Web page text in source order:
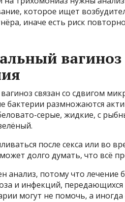
которое ищет
иначе есть риск
связан со сдвигом
бактерии размножаются
серые, жидкие, с
после секса или во
долго думать, что всё
анализ, потому что лечение
и инфекций,
могут не помочь, а